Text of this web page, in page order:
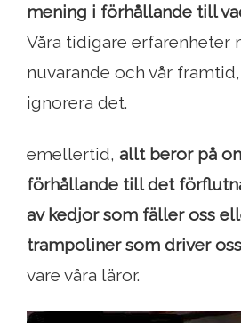
mening i förhållande till
Våra tidigare erfarenheter
nuvarande och vår
ignorera det.
emellertid, allt beror på
förhållande till det
av kedjor som fäller oss
trampoliner som driver
vare våra läror.